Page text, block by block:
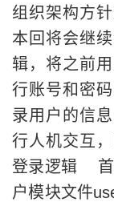
组织架构方
本回将会继
辑，将之前
行账号和密
录用户的信
行人机交互
登录逻辑 首
户模块文件